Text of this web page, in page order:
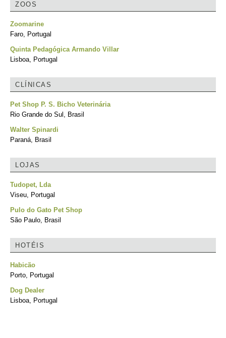
ZOOS
Zoomarine
Faro, Portugal
Quinta Pedagógica Armando Villar
Lisboa, Portugal
CLÍNICAS
Pet Shop P. S. Bicho Veterinária
Rio Grande do Sul, Brasil
Walter Spinardi
Paraná, Brasil
LOJAS
Tudopet, Lda
Viseu, Portugal
Pulo do Gato Pet Shop
São Paulo, Brasil
HOTÉIS
Habicão
Porto, Portugal
Dog Dealer
Lisboa, Portugal